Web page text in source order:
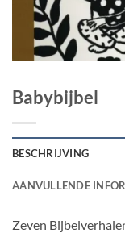
Babybijbel
BESCHRIJVING
AANVULLENDE
Zeven